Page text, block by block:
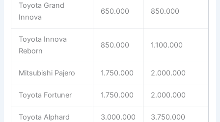
Toyota Grand
Innova
650.000 850.000
Toyota Innova
Reborn
850.000 1.100.000
Mitsubishi Pajero 1.750.000 2.000.000
Toyota Fortuner 1.750.000 2.000.000
Toyota Alphard 3.000.000 3.750.000